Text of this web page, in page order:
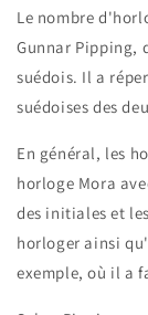
Le nombre
Gunnar Pipping,
suédois. Il a
suédoises des
En général, les
horloge Mora
des initiales et
horloger ainsi
exemple, où il a